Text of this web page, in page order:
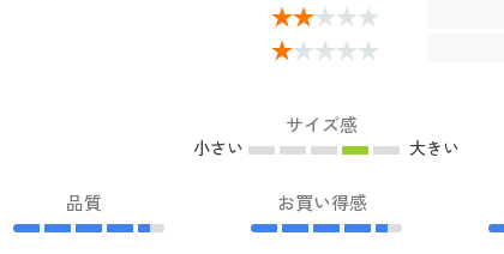
サイズ感
小さい 大きい
品質 お買い得感